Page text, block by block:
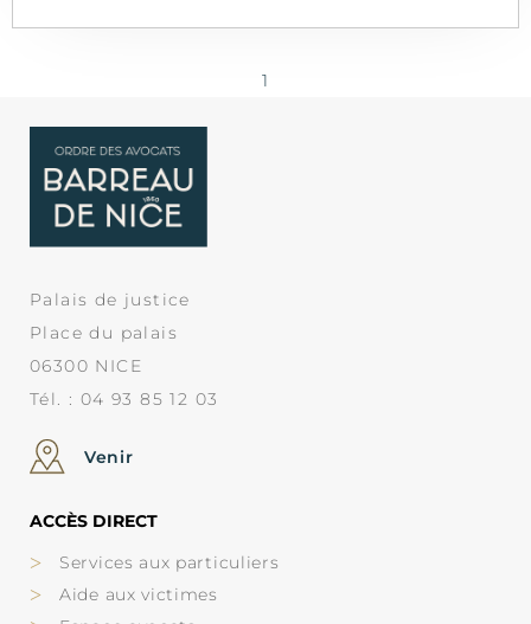
1
Palais de justice
Place du palais
06300 NICE
Tél. : 04 93 85 12 03
Venir
ACCÈS DIRECT
Services aux particuliers
Aide aux victimes